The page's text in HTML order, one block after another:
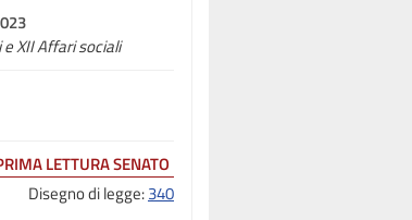
XII Affari sociali
LETTURA SENATO
Disegno di legge:340